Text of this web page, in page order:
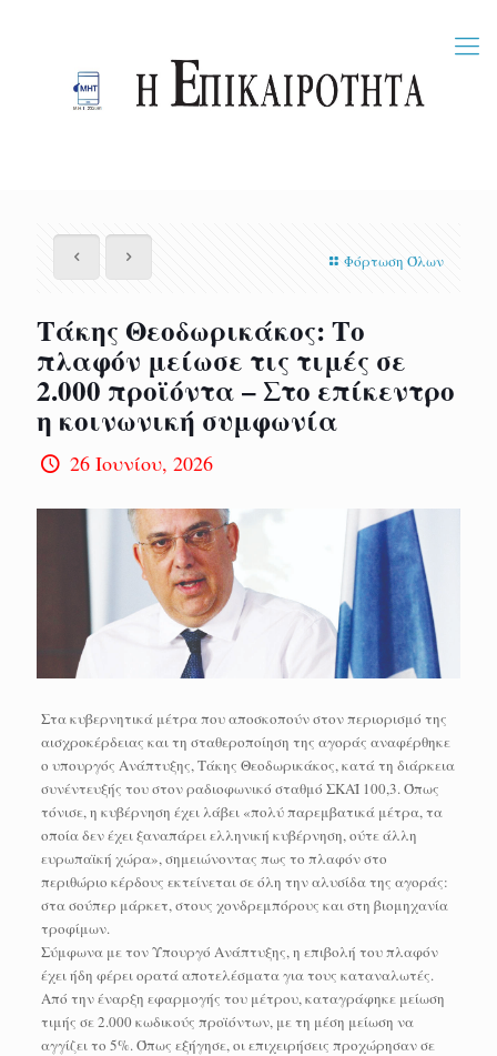
Φόρτωση Όλων
Τάκης Θεοδωρικάκος: Το
πλαφόν μείωσε τις τιμές σε
2.000 προϊόντα – Στο επίκεντρο
η κοινωνική συμφωνία
26 Ιουνίου, 2026
Στα κυβερνητικά μέτρα που αποσκοπούν στον περιορισμό της
αισχροκέρδειας και τη σταθεροποίηση της αγοράς αναφέρθηκε
ο υπουργός Ανάπτυξης, Τάκης Θεοδωρικάκος, κατά τη διάρκεια
συνέντευξής του στον ραδιοφωνικό σταθμό ΣΚΑΪ 100,3. Όπως
τόνισε, η κυβέρνηση έχει λάβει «πολύ παρεμβατικά μέτρα, τα
οποία δεν έχει ξαναπάρει ελληνική κυβέρνηση, ούτε άλλη
ευρωπαϊκή χώρα», σημειώνοντας πως το πλαφόν στο
περιθώριο κέρδους εκτείνεται σε όλη την αλυσίδα της αγοράς:
στα σούπερ μάρκετ, στους χονδρεμπόρους και στη βιομηχανία
τροφίμων.
Σύμφωνα με τον Υπουργό Ανάπτυξης, η επιβολή του πλαφόν
έχει ήδη φέρει ορατά αποτελέσματα για τους καταναλωτές.
Από την έναρξη εφαρμογής του μέτρου, καταγράφηκε μείωση
τιμής σε 2.000 κωδικούς προϊόντων, με τη μέση μείωση να
αγγίζει το 5%. Όπως εξήγησε, οι επιχειρήσεις προχώρησαν σε